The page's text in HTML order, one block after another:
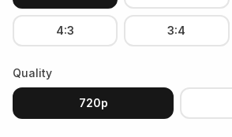
4:3 3:4
Quality
720p